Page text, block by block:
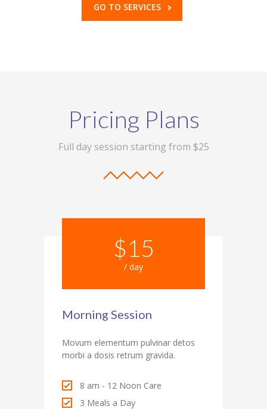
GO TO SERVICES
Pricing Plans
Full day session starting from $25
$15
/ day
Morning Session
Movum elementum pulvinar detos
morbi a dosis retrum gravida.
8 am - 12 Noon Care
3 Meals a Day